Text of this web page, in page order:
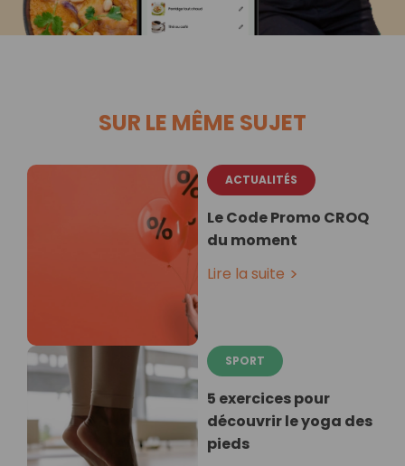
SUR LE MÊME SUJET
ACTUALITÉS
Le Code Promo CROQ
du moment
Lire la suite
SPORT
5 exercices pour
découvrir le yoga des
pieds